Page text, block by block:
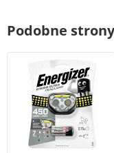
Podobne strony